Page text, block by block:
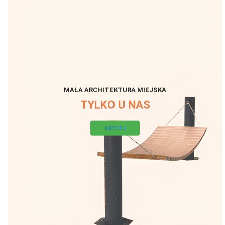
MAŁA ARCHITEKTURA MIEJSKA
TYLKO U NAS
WIĘCEJ